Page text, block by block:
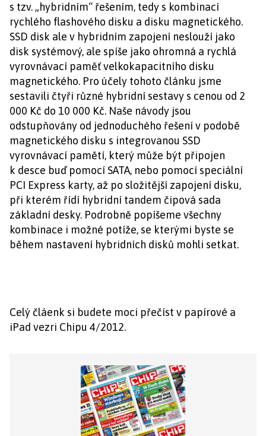
s tzv. „hybridním“ řešením, tedy s kombinací
rychlého flashového disku a disku magnetického.
SSD disk ale v hybridním zapojení neslouží jako
disk systémový, ale spíše jako ohromná a rychlá
vyrovnávací paměť velkokapacitního disku
magnetického. Pro účely tohoto článku jsme
sestavili čtyři různé hybridní sestavy s cenou od 2
000 Kč do 10 000 Kč. Naše návody jsou
odstupňovány od jednoduchého řešení v podobě
magnetického disku s integrovanou SSD
vyrovnávací pamětí, který může být připojen
k desce buď pomocí SATA, nebo pomocí speciální
PCI Express karty, až po složitější zapojení disku,
při kterém řídí hybridní tandem čipová sada
základní desky. Podrobně popíšeme všechny
kombinace i možné potíže, se kterými byste se
během nastavení hybridních disků mohli setkat.
Celý čláenk si budete moci přečíst v papírové a
iPad vezri Chipu 4/2012.